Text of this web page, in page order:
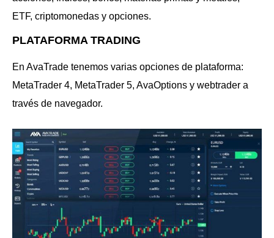
ETF, criptomonedas y opciones.
PLATAFORMA TRADING
En AvaTrade tenemos varias opciones de plataforma:
MetaTrader 4, MetaTrader 5, AvaOptions y webtrader a
través de navegador.